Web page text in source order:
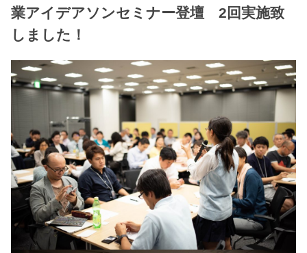
業アイデアソンセミナー登壇 2回実施致
しました！